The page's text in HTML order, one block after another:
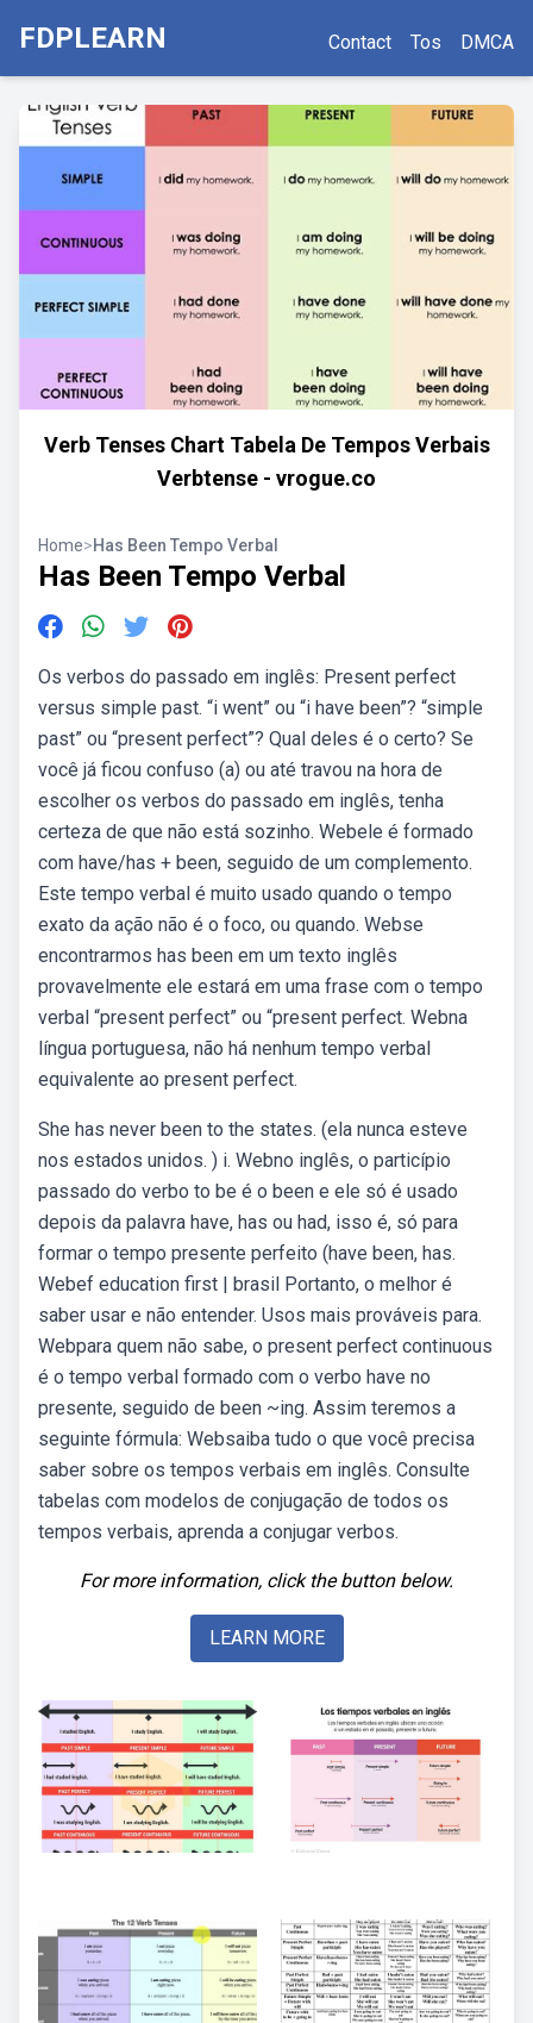
FDPLEARN Contact Tos DMCA
Verb Tenses Chart Tabela De Tempos Verbais
Verbtense - vrogue.co
Home>Has Been Tempo Verbal
Has Been Tempo Verbal
Os verbos do passado em inglês: Present perfect
versus simple past. “i went” ou “i have been”? “simple
past” ou “present perfect”? Qual deles é o certo? Se
você já ficou confuso (a) ou até travou na hora de
escolher os verbos do passado em inglês, tenha
certeza de que não está sozinho. Webele é formado
com have/has + been, seguido de um complemento.
Este tempo verbal é muito usado quando o tempo
exato da ação não é o foco, ou quando. Webse
encontrarmos has been em um texto inglês
provavelmente ele estará em uma frase com o tempo
verbal “present perfect” ou “present perfect. Webna
língua portuguesa, não há nenhum tempo verbal
equivalente ao present perfect.
She has never been to the states. (ela nunca esteve
nos estados unidos. ) i. Webno inglês, o particípio
passado do verbo to be é o been e ele só é usado
depois da palavra have, has ou had, isso é, só para
formar o tempo presente perfeito (have been, has.
Webef education first | brasil Portanto, o melhor é
saber usar e não entender. Usos mais prováveis para.
Webpara quem não sabe, o present perfect continuous
é o tempo verbal formado com o verbo have no
presente, seguido de been ~ing. Assim teremos a
seguinte fórmula: Websaiba tudo o que você precisa
saber sobre os tempos verbais em inglês. Consulte
tabelas com modelos de conjugação de todos os
tempos verbais, aprenda a conjugar verbos.
For more information, click the button below.
LEARN MORE